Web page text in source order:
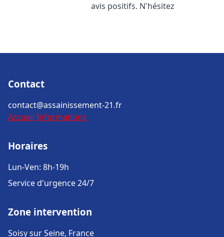
avis positifs. N'hésitez
Contact
contact@assainissement-21.fr
Accueil Informations
Horaires
Lun-Ven: 8h-19h
Service d'urgence 24/7
Zone intervention
Soisy sur Seine, France